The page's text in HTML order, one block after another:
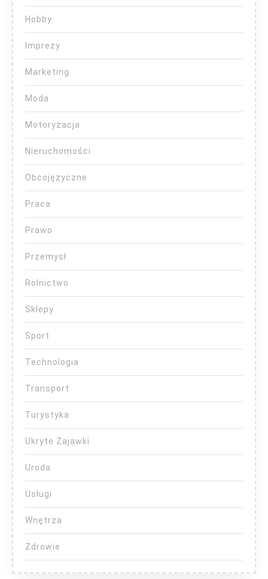
Hobby
Imprezy
Marketing
Moda
Motoryzacja
Nieruchomości
Obcojęzyczne
Praca
Prawo
Przemysł
Rolnictwo
Sklepy
Sport
Technologia
Transport
Turystyka
Ukryte Zajawki
Uroda
Usługi
Wnętrza
Zdrowie